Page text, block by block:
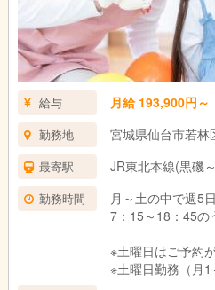
給与 月給 193,900円～
勤務地 宮城県仙台市若林
最寄駅 JR東北本線(黒磯
勤務時間
月～土の中で週5日
7：15～18：45の
※土曜日はご予約
※土曜日勤務（月